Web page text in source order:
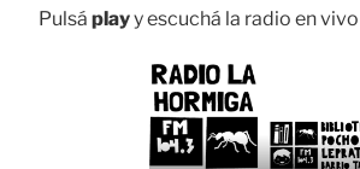
Pulsá playy escuchá la radio en